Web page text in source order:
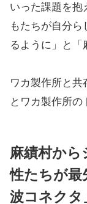
いった課題を抱
もたちが自分
るように」と「
ワカ製作所と
とワカ製作所の
麻績村か
性たちが最
波コネクタ